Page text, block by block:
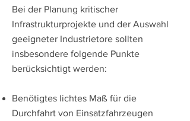
Bei der Planung kritischer
Infrastrukturprojekte und der Auswahl
geeigneter Industrietore sollten
insbesondere folgende Punkte
berücksichtigt werden:
Benötigtes lichtes Maß für die
Durchfahrt von Einsatzfahrzeugen